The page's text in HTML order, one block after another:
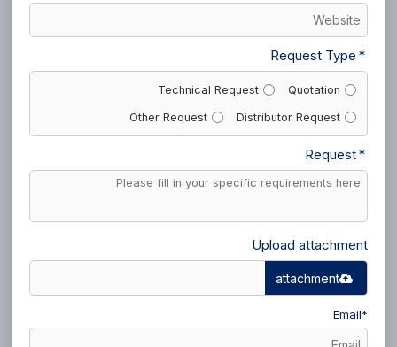
Request Type
Quotation
Technical Request
Distributor Request
Other Request
Request
Upload attachment
attachment
*
Email